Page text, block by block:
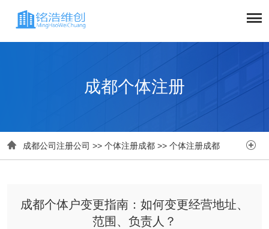
成都个体注册
 成都公司注册公司 >> 个体注册成都 >> 个体注册成都 
​​成都个体户变更指南：如何变更经营地址、
范围、负责人？​